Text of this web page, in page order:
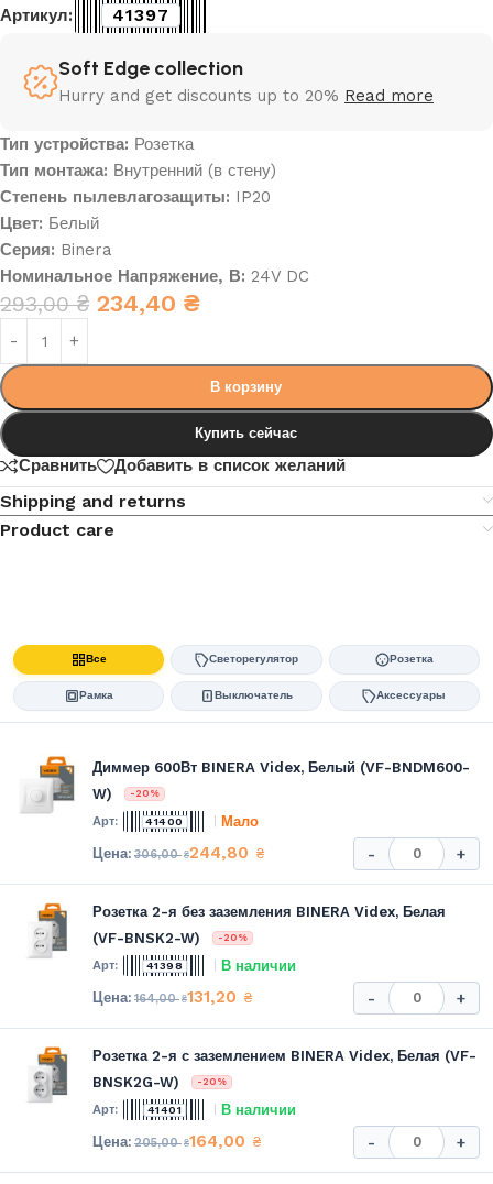
Артикул: 41397
Soft Edge collection
Hurry and get discounts up to 20% Read more
Тип устройства: Розетка
Тип монтажа: Внутренний (в стену)
Степень пылевлагозащиты: IP20
Цвет: Белый
Серия: Binera
Номинальное Напряжение, В: 24V DC
293,00₴ 234,40 ₴
В корзину
Купить сейчас
Сравнить Добавить в список желаний
Shipping and returns
Product care
Все Светорегулятор Розетка
Рамка Выключатель Аксессуары
Диммер 600Вт BINERA Videx, Белый (VF-BNDM600-
W)
-20%
41400 Мало
306,00₴244,80 ₴ - +
Розетка 2-я без заземления BINERA Videx, Белая
(VF-BNSK2-W)
-20%
41398 В наличии
164,00₴131,20 ₴ - +
Розетка 2-я с заземлением BINERA Videx, Белая (VF-
BNSK2G-W)
-20%
41401 В наличии
205,00₴164,00 ₴ - +